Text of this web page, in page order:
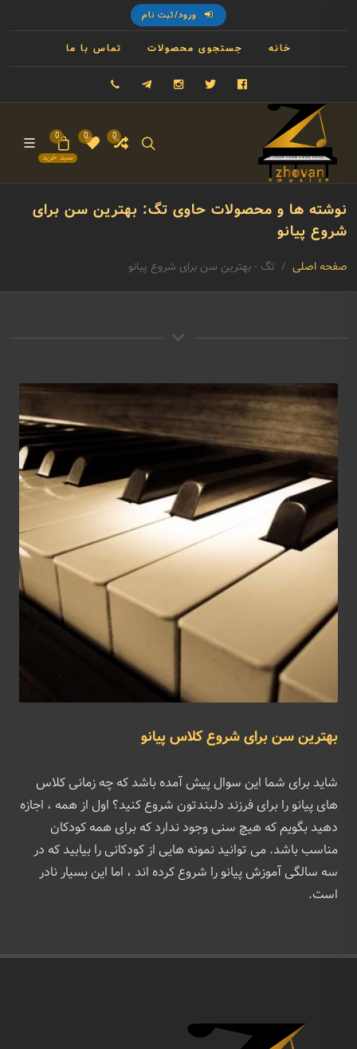
ورود/ثبت نام
خانه جستجوی محصولات تماس با ما
فیسبوک توییتر اینستاگرام تلگرام
0
0
سبد خرید
0
نوشته ها و محصولات حاوی تگ: بهترین سن برای
شروع پیانو
صفحه اصلی تگ - بهترین سن برای شروع پیانو
بهترین سن برای شروع کلاس پیانو
شاید برای شما این سوال پیش آمده باشد که چه زمانی کلاس
های پیانو را برای فرزند دلبندتون شروع کنید؟ اول از همه ، اجازه
دهید بگویم که هیچ سنی وجود ندارد که برای همه کودکان
مناسب باشد. می توانید نمونه هایی از کودکانی را بیابید که در
سه سالگی آموزش پیانو را شروع کرده اند ، اما این بسیار نادر
است.